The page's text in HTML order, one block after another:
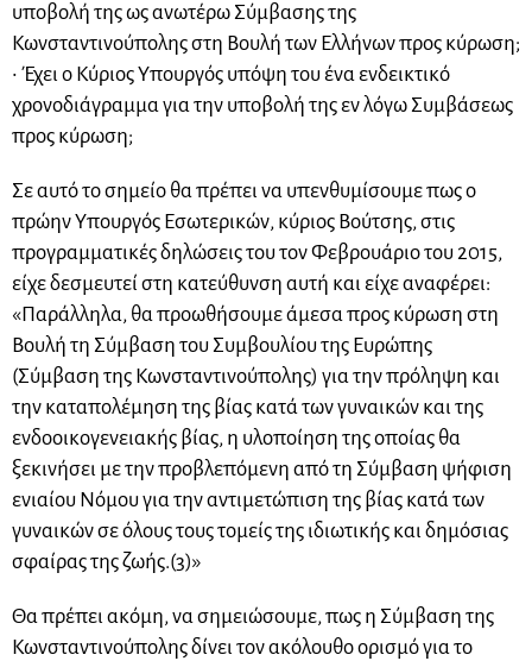
υποβολή της ως ανωτέρω Σύμβασης της
Κωνσταντινούπολης στη Βουλή των Ελλήνων προς κύρωση;
• Έχει ο Κύριος Υπουργός υπόψη του ένα ενδεικτικό
χρονοδιάγραμμα για την υποβολή της εν λόγω Συμβάσεως
προς κύρωση;
Σε αυτό το σημείο θα πρέπει να υπενθυμίσουμε πως ο
πρώην Υπουργός Εσωτερικών, κύριος Βούτσης, στις
προγραμματικές δηλώσεις του τον Φεβρουάριο του 2015,
είχε δεσμευτεί στη κατεύθυνση αυτή και είχε αναφέρει:
«Παράλληλα, θα προωθήσουμε άμεσα προς κύρωση στη
Βουλή τη Σύμβαση του Συμβουλίου της Ευρώπης
(Σύμβαση της Κωνσταντινούπολης) για την πρόληψη και
την καταπολέμηση της βίας κατά των γυναικών και της
ενδοοικογενειακής βίας, η υλοποίηση της οποίας θα
ξεκινήσει με την προβλεπόμενη από τη Σύμβαση ψήφιση
ενιαίου Νόμου για την αντιμετώπιση της βίας κατά των
γυναικών σε όλους τους τομείς της ιδιωτικής και δημόσιας
σφαίρας της ζωής.(3)»
Θα πρέπει ακόμη, να σημειώσουμε, πως η Σύμβαση της
Κωνσταντινούπολης δίνει τον ακόλουθο ορισμό για το